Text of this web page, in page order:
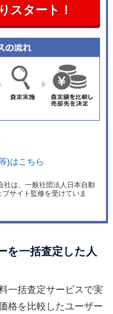
スタート！
)はこちら
社は、一般社団法人日本自動
サイト監修を受けていま
を一括査定した人
一括査定サービスで実
格を比較したユーザー